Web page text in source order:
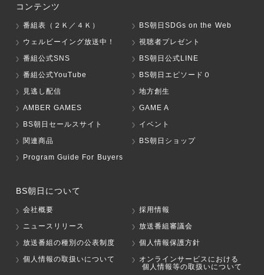
コンテンツ
番組表（２Ｋ／４Ｋ）
BS朝日SDGs on the Web
ウェルビーイング放送中！
視聴者プレゼント
番組公式SNS
BS朝日公式LINE
番組公式YouTube
BS朝日エピソード０
見逃し配信
地方創生
AMBER GAMES
GAME A
BS朝日セールスサイト
イベント
関連商品
BS朝日ショップ
Program Guide For Buyers
BS朝日について
会社概要
採用情報
ニュースリリース
放送番組審議会
放送番組の種別の公表制度
個人情報保護方針
個人情報の取扱いについて
オンラインサービスにおける
個人情報等の取扱いについて